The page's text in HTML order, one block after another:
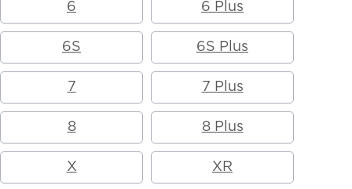
6 6 Plus
6S 6S Plus
7 7 Plus
8 8 Plus
X XR